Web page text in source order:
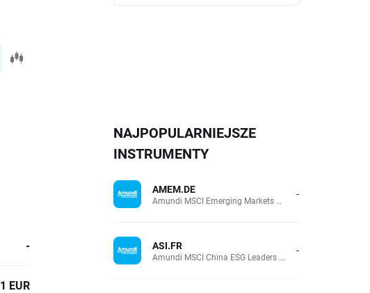
-
1 EUR
NAJPOPULARNIEJSZE
INSTRUMENTY
AMEM.DE
Amundi MSCI Emerging Markets UCITS (Acc EUR) -
ASI.FR
Amundi MSCI China ESG Leaders Extra (DR) UCITS (Acc EUR) -